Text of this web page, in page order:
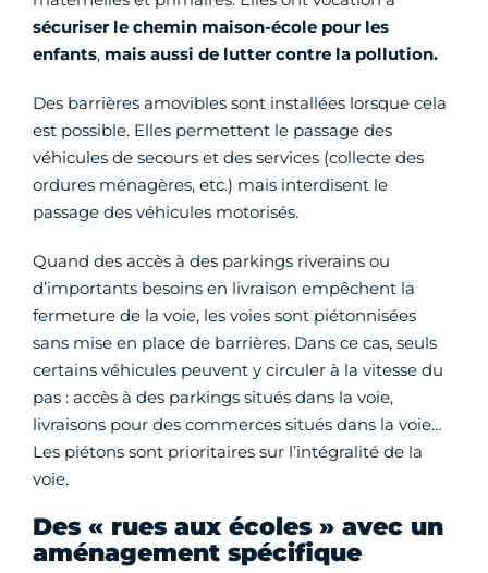
sécuriser le chemin maison-école pour les
enfants, mais aussi de lutter contre la pollution.
Des barrières amovibles sont installées lorsque cela
est possible. Elles permettent le passage des
véhicules de secours et des services (collecte des
ordures ménagères, etc.) mais interdisent le
passage des véhicules motorisés.
Quand des accès à des parkings riverains ou
d’importants besoins en livraison empêchent la
fermeture de la voie, les voies sont piétonnisées
sans mise en place de barrières. Dans ce cas, seuls
certains véhicules peuvent y circuler à la vitesse du
pas : accès à des parkings situés dans la voie,
livraisons pour des commerces situés dans la voie…
Les piétons sont prioritaires sur l’intégralité de la
voie.
Des « rues aux écoles » avec un
aménagement spécifique